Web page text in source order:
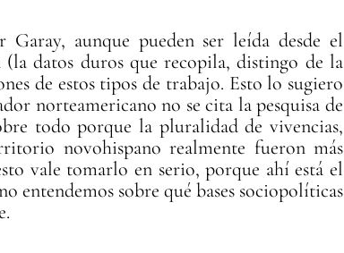
aunque pueden ser leída desde el
datos duros que recopila, distingo de la
de estos tipos de trabajo. Esto lo sugiero
norteamericano no se cita la pesquisa de
todo porque la pluralidad de vivencias,
novohispano realmente fueron más
vale tomarlo en serio, porque ahí está el
entendemos sobre qué bases sociopolíticas